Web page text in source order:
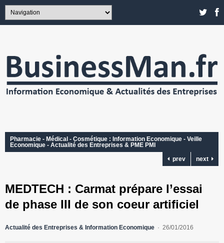
Pharmacie - Médical - Cosmétique : Information Economique - Veille
Economique - Actualité des Entreprises & PME PMI
prev
next
MEDTECH : Carmat prépare l’essai
de phase III de son coeur artificiel
Actualité des Entreprises & Information Economique 26/01/2016